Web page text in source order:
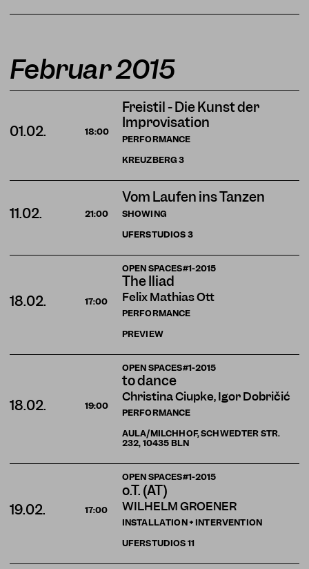
Februar 2015
Freistil - Die Kunst der
Improvisation
PERFORMANCE
01.02. 18:00
KREUZBERG3
Vom Laufen ins Tanzen
SHOWING
11.02.
21:00
UFERSTUDIOS3
OPEN SPACES#1-2015
The Iliad
Felix Mathias Ott
PERFORMANCE
18.02. 17:00
PREVIEW
OPEN SPACES#1-2015
to dance
Christina Ciupke, Igor Dobričić
PERFORMANCE
18.02. 19:00
AULA/MILCHHOF, SCHWEDTER STR.
232, 10435 BLN
OPEN SPACES#1-2015
o.T. (AT)
WILHELM GROENER
INSTALLATION + INTERVENTION
19.02. 17:00
UFERSTUDIOS11